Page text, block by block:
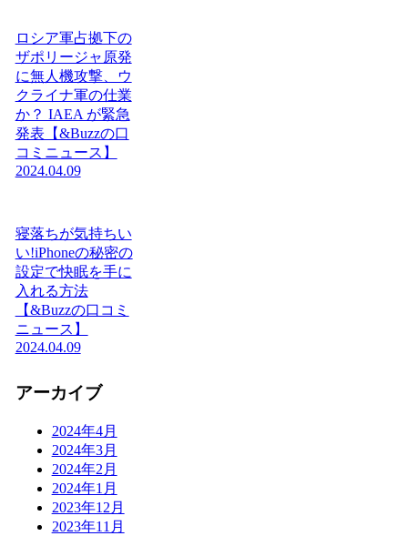
ロシア軍占拠下の
ザポリージャ原発
に無人機攻撃、ウ
クライナ軍の仕業
か？ IAEA が緊急
発表【&Buzzの口
コミニュース】
2024.04.09
寝落ちが気持ちい
い!iPhoneの秘密の
設定で快眠を手に
入れる方法
【&Buzzの口コミ
ニュース】
2024.04.09
アーカイブ
2024年4月
2024年3月
2024年2月
2024年1月
2023年12月
2023年11月